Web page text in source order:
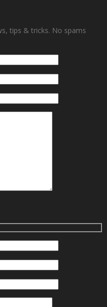
tips & tricks. No spams